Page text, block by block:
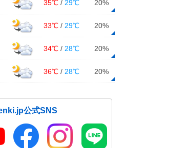
35℃ / 29℃ 20%
33℃ / 29℃ 20%
34℃ / 28℃ 20%
36℃ / 28℃ 20%
公式SNS